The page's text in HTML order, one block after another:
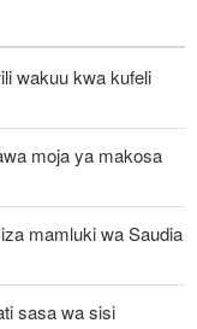
wakuu kwa kufeli
moja ya makosa
mamluki wa Saudia
sasa wa sisi